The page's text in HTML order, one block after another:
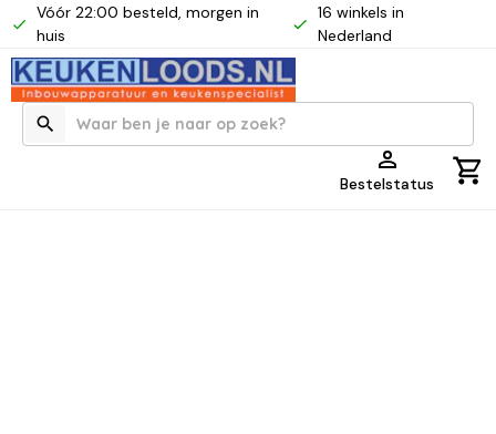
Vóór 22:00 besteld, morgen in
huis
16 winkels in
Nederland
Bestelstatus